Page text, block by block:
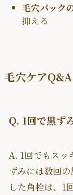
毛穴パック
抑える
毛穴ケアQ&A
Q. 1回で黒ず
A. 1回でもスッ
ずみには数回
した角栓は、1